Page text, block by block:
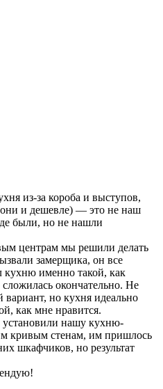
из-за короба и выступов,
они и дешевле) — это не наш
были, но не нашли
центрам мы решили делать
замерщика, он все
кухню именно такой, как
сложилась окончательно. Не
но кухня идеально
как мне нравится.
установили нашу кухню-
кривым стенам, им пришлось
шкафчиков, но результат